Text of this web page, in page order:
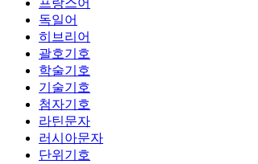
프랑스어
독일어
히브리어
괄호기호
학술기호
기술기호
첨자기호
라틴문자
러시아문자
단위기호